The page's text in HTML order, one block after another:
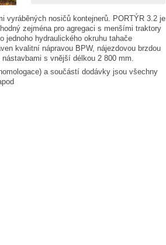
vyráběných nosičů kontejnerů. PORTÝR 3.2 je
zejména pro agregaci s menšími traktory
jednoho hydraulického okruhu tahače
kvalitní nápravou BPW, nájezdovou brzdou
s vnější délkou 2 800 mm.
a součástí dodávky jsou všechny